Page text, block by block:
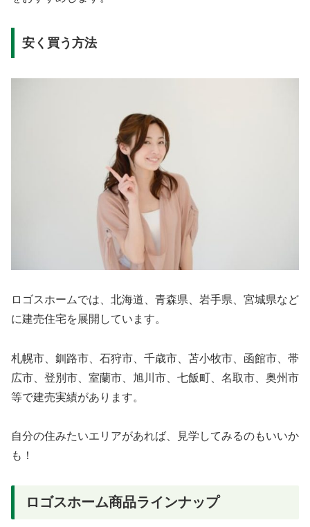
安く買う方法
ロゴスホームでは、北海道、青森県、岩手県、宮城県など
に建売住宅を展開しています。
札幌市、釧路市、石狩市、千歳市、苫小牧市、函館市、帯
広市、登別市、室蘭市、旭川市、七飯町、名取市、奥州市
等で建売実績があります。
自分の住みたいエリアがあれば、見学してみるのもいいか
も！
ロゴスホーム商品ラインナップ